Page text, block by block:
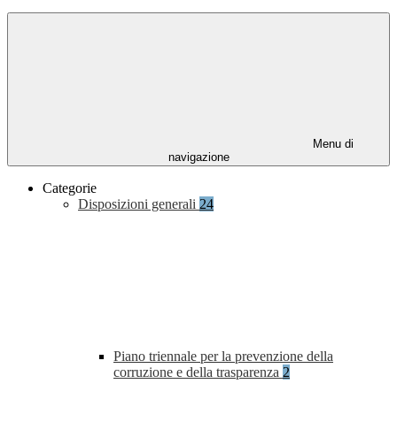
Menu di
navigazione
Categorie
Disposizioni generali 24
Piano triennale per la prevenzione della
corruzione e della trasparenza 2